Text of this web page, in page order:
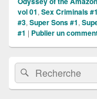
vol 01, Sex Criminals
#3, Super Sons #1,
#1 | Publier un
Zone
principale
de
widget
Recherche :Rechercher